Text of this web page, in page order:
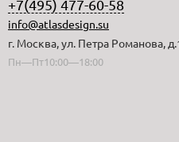
+7(495) 477-60-58
info@atlasdesign.su
г. Москва, ул. Петра Романова,
Пн—Пт10:00—18:00